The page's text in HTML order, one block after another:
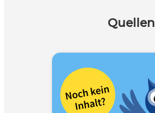
Quellen